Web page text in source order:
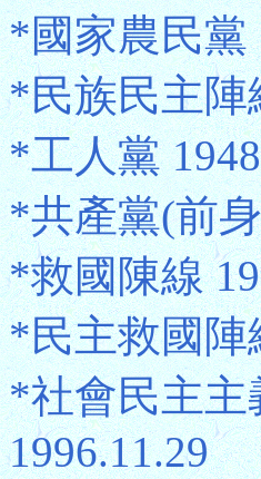
*國家農民黨
*民族民主陣
*工人黨
*共產黨(前
*救國陳線
*民主救國陣
*社會民主主
1996.11.29